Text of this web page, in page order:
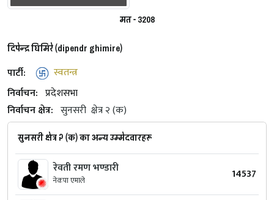
मत - 3208
दिपेन्द्र घिमिरे (dipendr ghimire)
पार्टी:
स्वतन्त्र
निर्वाचन: प्रदेशसभा
निर्वाचन क्षेत्र: सुनसरी क्षेत्र २ (क)
सुनसरी क्षेत्र २ (क) का अन्य उम्मेदवारहरू
रेवती रमण भण्‍डारी
नेकपा एमाले 14537